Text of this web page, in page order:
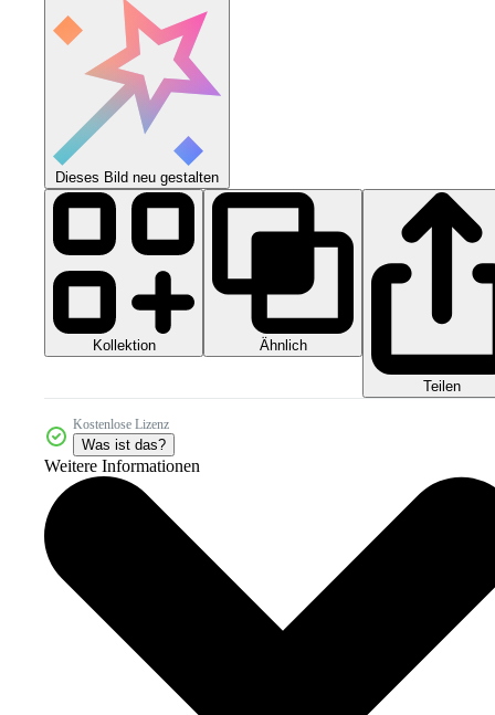
Dieses Bild neu gestalten
Kollektion Ähnlich
Teilen
Kostenlose Lizenz
Was ist das?
Weitere Informationen